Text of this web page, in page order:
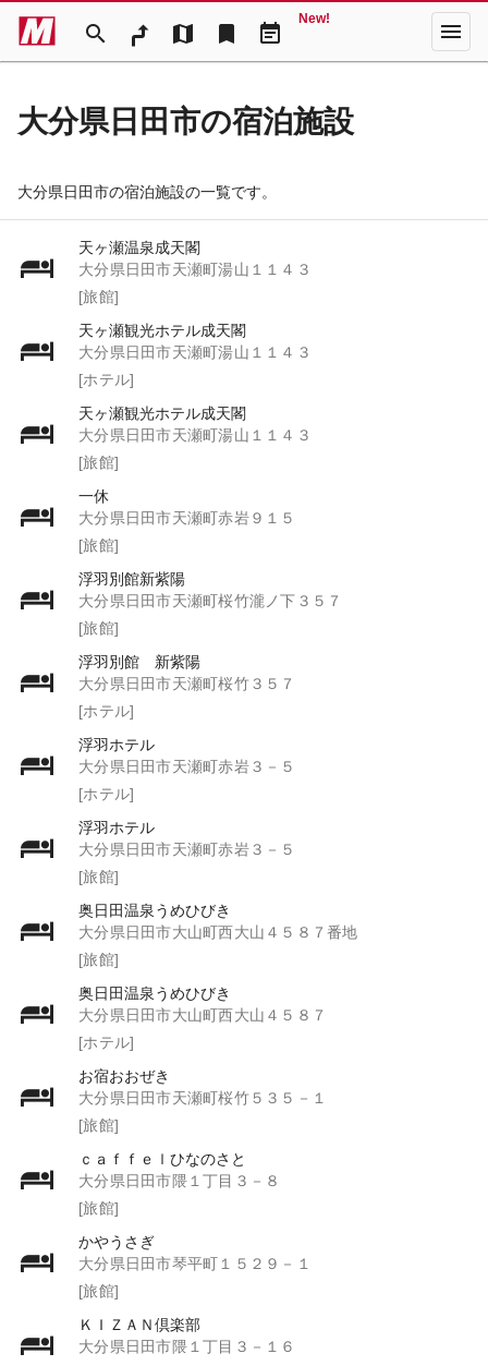
search map bookmark event_note
New! menu
大分県日田市の宿泊施設
大分県日田市の宿泊施設の一覧です。
天ヶ瀬温泉成天閣
大分県日田市天瀬町湯山１１４３
[旅館]
天ヶ瀬観光ホテル成天閣
大分県日田市天瀬町湯山１１４３
[ホテル]
天ヶ瀬観光ホテル成天閣
大分県日田市天瀬町湯山１１４３
[旅館]
一休
大分県日田市天瀬町赤岩９１５
[旅館]
浮羽別館新紫陽
大分県日田市天瀬町桜竹瀧ノ下３５７
[旅館]
浮羽別館 新紫陽
大分県日田市天瀬町桜竹３５７
[ホテル]
浮羽ホテル
大分県日田市天瀬町赤岩３－５
[ホテル]
浮羽ホテル
大分県日田市天瀬町赤岩３－５
[旅館]
奥日田温泉うめひびき
大分県日田市大山町西大山４５８７番地
[旅館]
奥日田温泉うめひびき
大分県日田市大山町西大山４５８７
[ホテル]
お宿おおぜき
大分県日田市天瀬町桜竹５３５－１
[旅館]
ｃａｆｆｅｌひなのさと
大分県日田市隈１丁目３－８
[旅館]
かやうさぎ
大分県日田市琴平町１５２９－１
[旅館]
ＫＩＺＡＮ倶楽部
大分県日田市隈１丁目３－１６